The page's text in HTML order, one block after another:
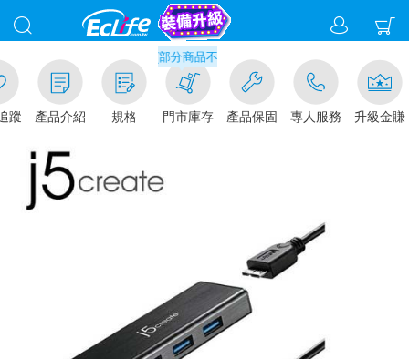
蹤 產品介紹 規格
滿千元門市取貨現折1%(部分商品不適用)-請點我看
門市庫存 產品保固 專人服務 升級金賺